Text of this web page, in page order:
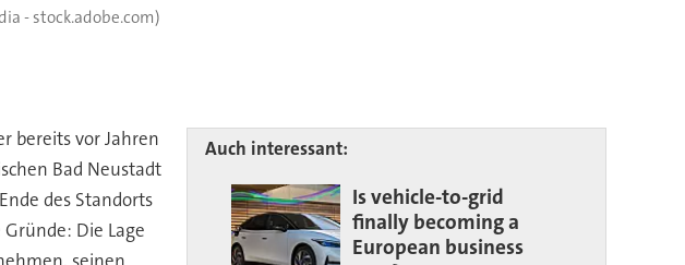
- stock.adobe.com)
Auch interessant:
Is vehicle-to-grid
finally becoming a
European business
bereits vor Jahren
Bad Neustadt
des Standorts
Die Lage